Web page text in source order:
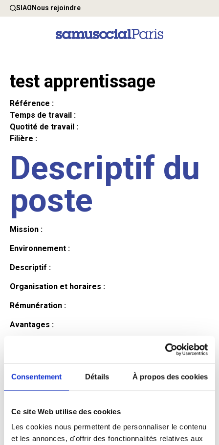
Consentement Détails À propos des cookies
Ce site Web utilise des cookies
Les cookies nous permettent de personnaliser le contenu
et les annonces, d'offrir des fonctionnalités relatives aux
SIAONous rejoindre
test apprentissage
Référence :
Temps de travail :
Quotité de travail :
Filière :
Descriptif du
poste
Mission :
Environnement :
Descriptif :
Organisation et horaires :
Rémunération :
Avantages :
candidat
Qualifications et diplômes :
Profil recherché :